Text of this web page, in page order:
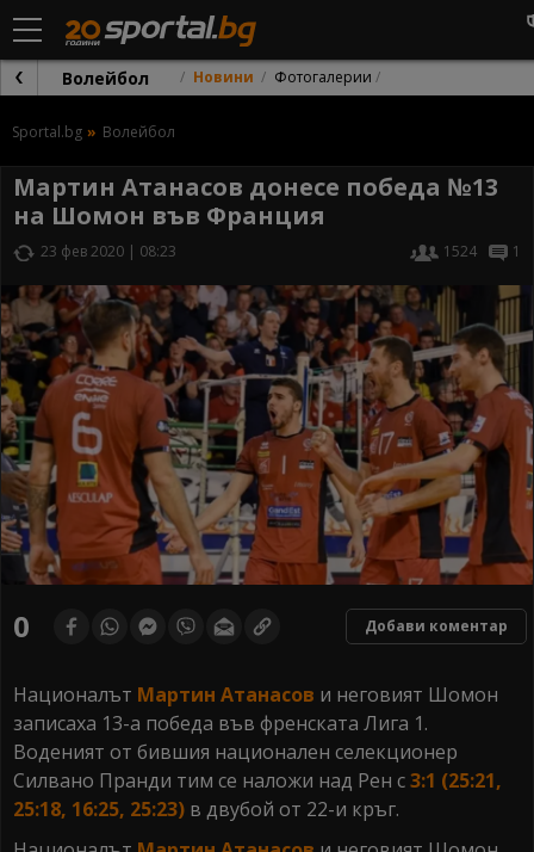
Волейбол Новини Фотогалерии
Sportal.bg Волейбол
Мартин Атанасов донесе победа №13
на Шомон във Франция
23 фев 2020 | 08:23 1524 1
0 Добави коментар
Националът Мартин Атанасов и неговият Шомон
записаха 13-а победа във френската Лига 1.
Воденият от бившия национален селекционер
Силвано Пранди тим се наложи над Рен с3:1 (25:21,
25:18, 16:25, 25:23) в двубой от 22-и кръг.